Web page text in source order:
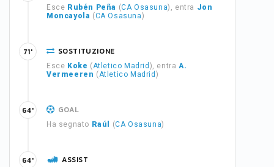
Esce Rubén Peña (CA Osasuna), entra Jon
Moncayola (CA Osasuna)
SOSTITUZIONE
Esce Koke (Atletico Madrid ), entraA.
Vermeeren (Atletico Madrid )
71'
GOAL
Ha segnato Raúl (CA Osasuna)
64'
ASSIST
64'